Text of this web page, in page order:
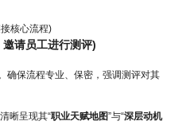
核心流程)
请员工进行测评)
确保流程专业、保密，强调测评对其
晰呈现其“职业天赋地图”与“深层动机